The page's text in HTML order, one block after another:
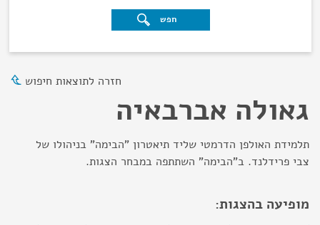
חפש
חזרה לתוצאות חיפוש
גאולה אברבאיה
תלמידת האולפן הדרמטי שליד תיאטרון "הבימה" בניהולו של
צבי פרידלנד. ב"הבימה" השתתפה במבחר הצגות.
מופיעה בהצגות: